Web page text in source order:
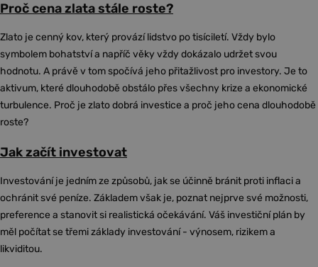
Proč cena zlata stále roste?
Zlato je cenný kov, který provází lidstvo po tisíciletí. Vždy bylo
symbolem bohatství a napříč věky vždy dokázalo udržet svou
hodnotu. A právě v tom spočívá jeho přitažlivost pro investory. Je to
aktivum, které dlouhodobě obstálo přes všechny krize a ekonomické
turbulence. Proč je zlato dobrá investice a proč jeho cena dlouhodobě
roste?
Jak začít investovat
Investování je jedním ze způsobů, jak se účinně bránit proti inflaci a
ochránit své peníze. Základem však je, poznat nejprve své možnosti,
preference a stanovit si realistická očekávání. Váš investiční plán by
měl počítat se třemi základy investování - výnosem, rizikem a
likviditou.